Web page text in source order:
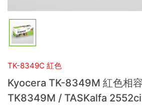
TK-8349C 紅色
Kyocera TK-8349M 紅色相
TK8349M / TASKalfa